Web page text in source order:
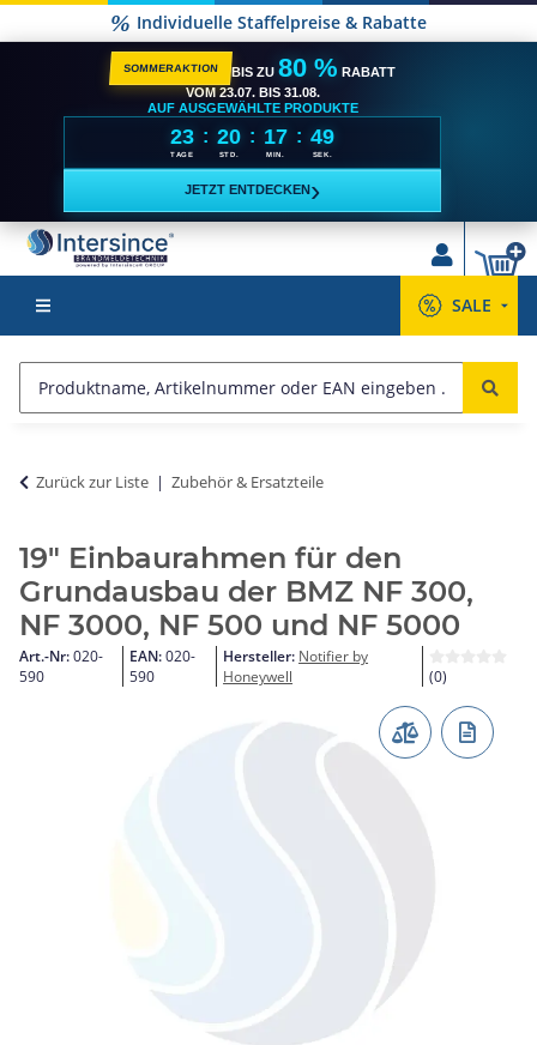
Individuelle Staffelpreise & Rabatte
SOMMERAKTION BIS ZU 80 % RABATT
VOM 23.07. BIS 31.08.
AUF AUSGEWÄHLTE PRODUKTE
23
TAGE
: 20
STD.
: 17
MIN.
: 49
SEK.
JETZT ENTDECKEN ›
SALE
Zurück zur Liste Zubehör & Ersatzteile
19" Einbaurahmen für den
Grundausbau der BMZ NF 300,
NF 3000, NF 500 und NF 5000
Art.-Nr: 020-
590
EAN: 020-
590
Hersteller: Notifier by
Honeywell
(0)